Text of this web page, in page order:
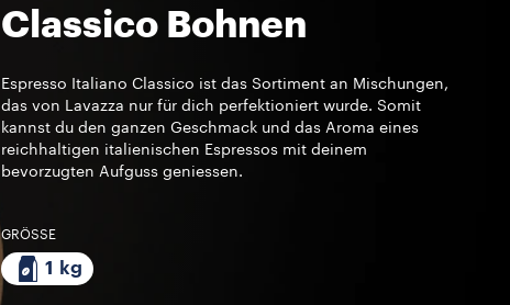
Classico Bohnen
Espresso Italiano Classico ist das Sortiment an Mischungen,
das von Lavazza nur für dich perfektioniert wurde. Somit
kannst du den ganzen Geschmack und das Aroma eines
reichhaltigen italienischen Espressos mit deinem
bevorzugten Aufguss geniessen.
GRÖSSE
1 kg